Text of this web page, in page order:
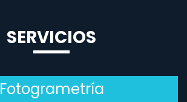
SERVICIOS
Fotogrametría